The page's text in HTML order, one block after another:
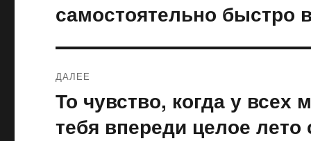
записям
запись:
самостоятельно быстро
ДАЛЕЕ
Следующая
запись:
То чувство, когда у
тебя впереди целое